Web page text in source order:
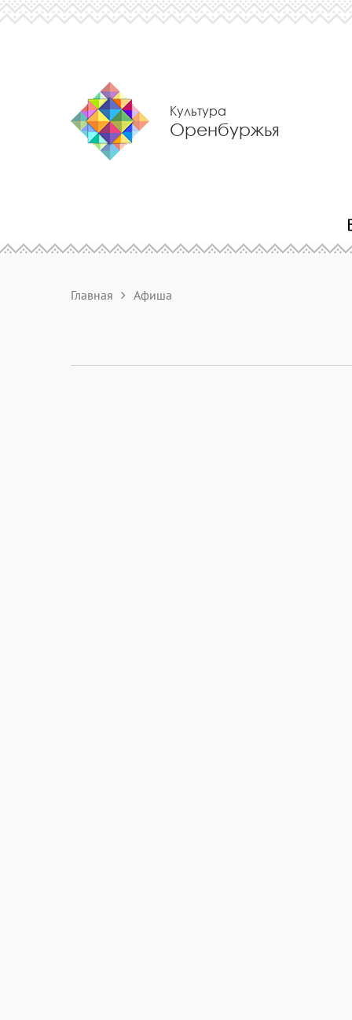
Культура
Оренбуржья
Главная Афиша